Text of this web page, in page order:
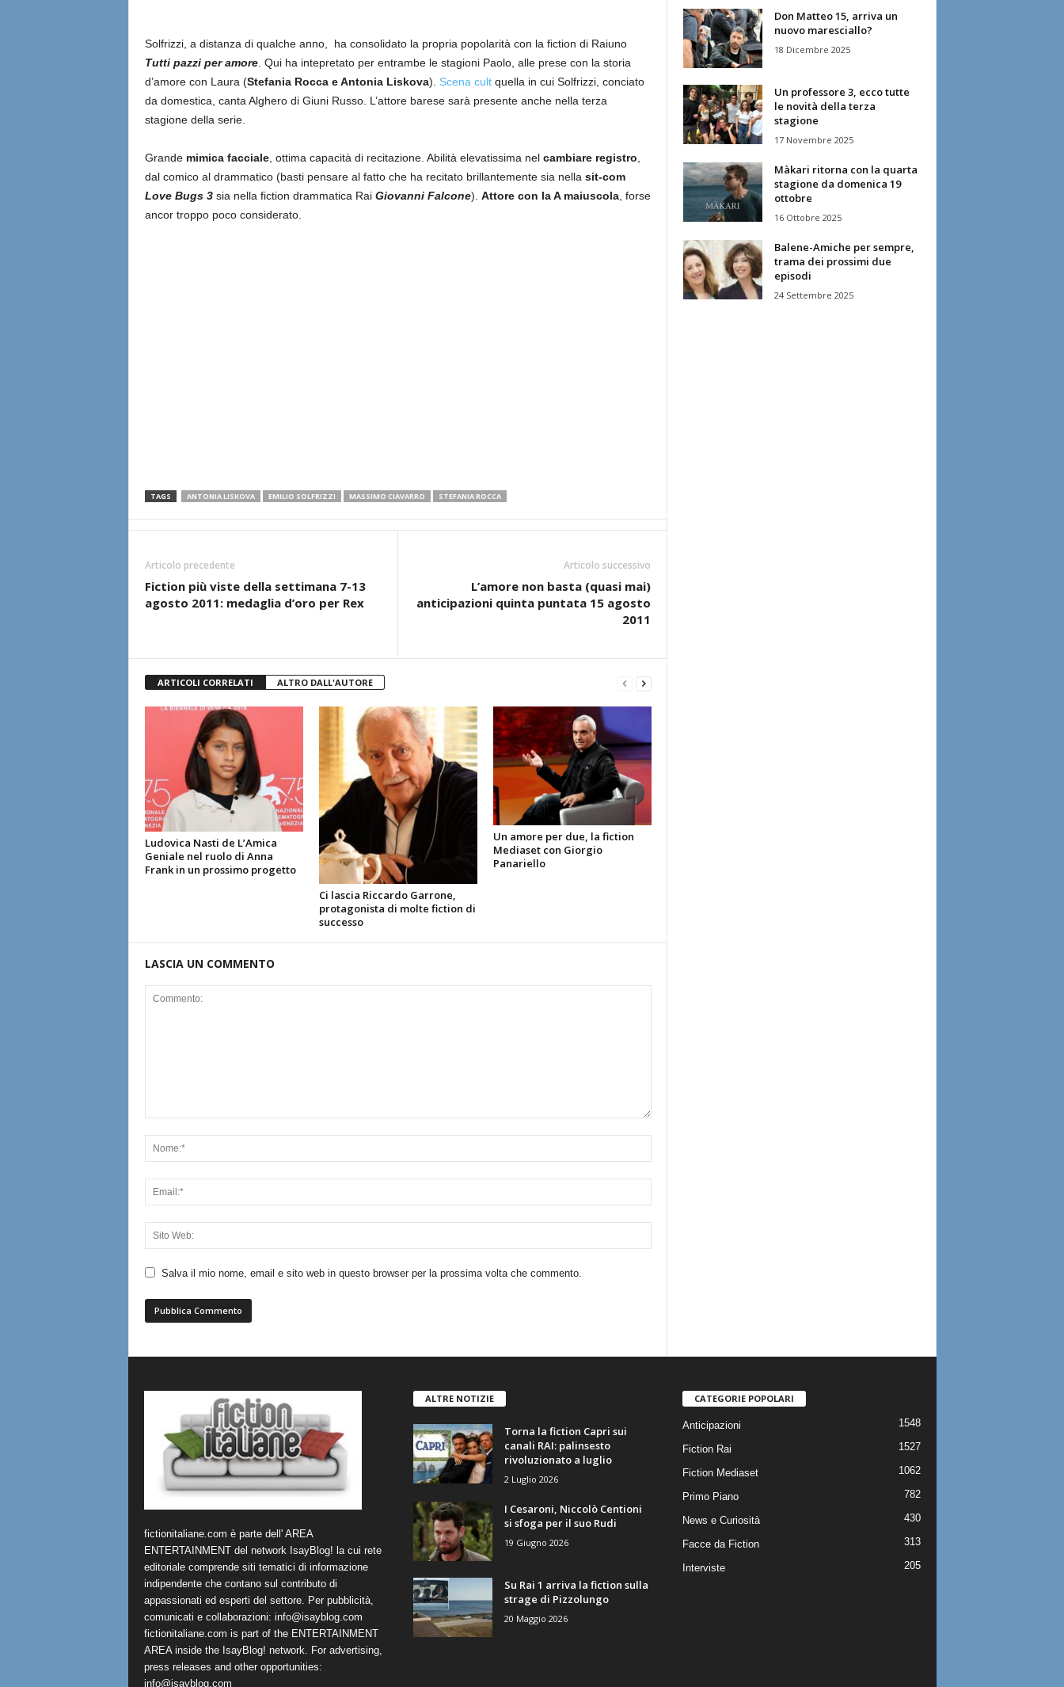
Solfrizzi, a distanza di qualche anno, ha consolidato la propria popolarità con la fiction di Raiuno
Tutti pazzi per amore. Qui ha intepretato per entrambe le stagioni Paolo, alle prese con la storia
d’amore con Laura (Stefania Rocca e Antonia Liskova). Scena cult quella in cui Solfrizzi, conciato
da domestica, canta Alghero di Giuni Russo. L’attore barese sarà presente anche nella terza
stagione della serie.
Grandemimica facciale, ottima capacità di recitazione. Abilità elevatissima nel cambiare registro
dal comico al drammatico (basti pensare al fatto che ha recitato brillantemente sia nella sit-com
Love Bugs 3sia nella fiction drammatica Rai Giovanni Falcone). Attore con la A maiuscola, forse
ancor troppo poco considerato.
TAGS ANTONIA LISKOVA EMILIO SOLFRIZZI MASSIMO CIAVARRO STEFANIA ROCCA
Articolo precedente
Fiction più viste della settimana 7-13
agosto 2011: medaglia d’oro per Rex
Articolo successivo
L’amore non basta (quasi mai)
anticipazioni quinta puntata 15 agosto
2011
ARTICOLI CORRELATI ALTRO DALL'AUTORE
Ludovica Nasti de L’Amica
Geniale nel ruolo di Anna
Frank in un prossimo progetto
Ci lascia Riccardo Garrone,
protagonista di molte fiction di
successo
Un amore per due, la fiction
Mediaset con Giorgio
Panariello
LASCIA UN COMMENTO
Salva il mio nome, email e sito web in questo browser per la prossima volta che commento.
Don Matteo 15, arriva un
nuovo maresciallo?
18 Dicembre 2025
Un professore 3, ecco tutte
le novità della terza
stagione
17 Novembre 2025
Màkari ritorna con la quarta
stagione da domenica 19
ottobre
16 Ottobre 2025
Balene-Amiche per sempre,
trama dei prossimi due
episodi
24 Settembre 2025
fictionitaliane.com è parte dell' AREA
ENTERTAINMENT del network IsayBlog! la cui rete
editoriale comprende siti tematici di informazione
indipendente che contano sul contributo di
appassionati ed esperti del settore. Per pubblicità,
comunicati e collaborazioni: info@isayblog.com
fictionitaliane.com is part of the ENTERTAINMENT
AREA inside the IsayBlog! network. For advertising,
press releases and other opportunities:
info@isayblog.com
ALTRE NOTIZIE
Torna la fiction Capri sui
canali RAI: palinsesto
rivoluzionato a luglio
2 Luglio 2026
I Cesaroni, Niccolò Centioni
si sfoga per il suo Rudi
19 Giugno 2026
Su Rai 1 arriva la fiction sulla
strage di Pizzolungo
20 Maggio 2026
CATEGORIE POPOLARI
Anticipazioni 1548
Fiction Rai 1527
Fiction Mediaset 1062
Primo Piano 782
News e Curiosità 430
Facce da Fiction 313
Interviste 205